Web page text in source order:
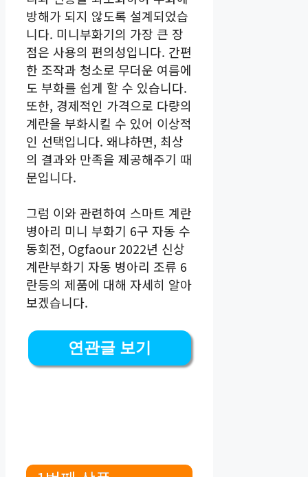
방해가 되지 않도록 설계되었습
니다. 미니부화기의 가장 큰 장
점은 사용의 편의성입니다. 간편
한 조작과 청소로 무더운 여름에
도 부화를 쉽게 할 수 있습니다.
또한, 경제적인 가격으로 다량의
계란을 부화시킬 수 있어 이상적
인 선택입니다. 왜냐하면, 최상
의 결과와 만족을 제공해주기 때
문입니다.
그럼 이와 관련하여 스마트 계란
병아리 미니 부화기 6구 자동 수
동회전, Ogfaour 2022년 신상
계란부화기 자동 병아리 조류 6
란등의 제품에 대해 자세히 알아
보겠습니다.
연관글 보기